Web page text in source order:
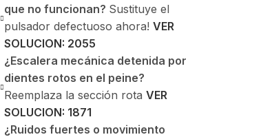
que no funcionan? Sustituye el
pulsador defectuoso ahora! VER
SOLUCION: 2055
¿Escalera mecánica detenida por
dientes rotos en el peine?
Reemplaza la sección rota VER
SOLUCION: 1871
¿Ruidos fuertes o movimiento